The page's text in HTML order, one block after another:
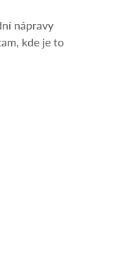
nápravy
kde je to